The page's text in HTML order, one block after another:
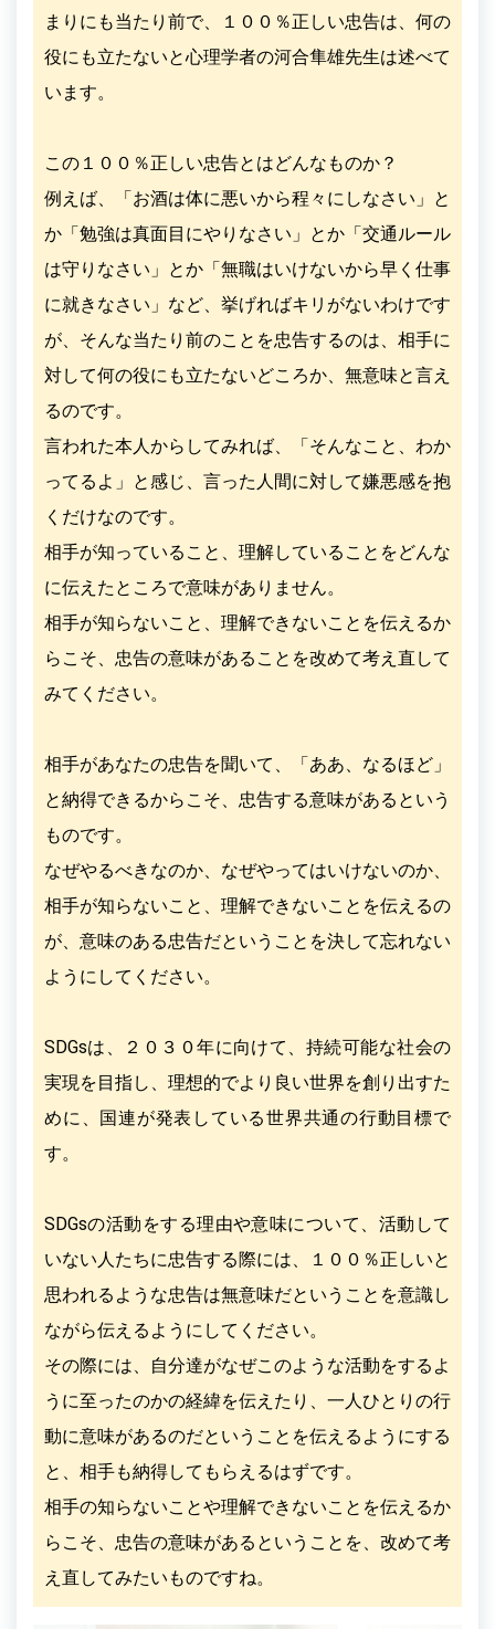
まりにも当たり前で、１００％正しい忠告は、何の
役にも立たないと心理学者の河合隼雄先生は述べて
います。
この１００％正しい忠告とはどんなものか？
例えば、「お酒は体に悪いから程々にしなさい」と
か「勉強は真面目にやりなさい」とか「交通ルール
は守りなさい」とか「無職はいけないから早く仕事
に就きなさい」など、挙げればキリがないわけです
が、そんな当たり前のことを忠告するのは、相手に
対して何の役にも立たないどころか、無意味と言え
るのです。
言われた本人からしてみれば、「そんなこと、わか
ってるよ」と感じ、言った人間に対して嫌悪感を抱
くだけなのです。
相手が知っていること、理解していることをどんな
に伝えたところで意味がありません。
相手が知らないこと、理解できないことを伝えるか
らこそ、忠告の意味があることを改めて考え直して
みてください。
相手があなたの忠告を聞いて、「ああ、なるほど」
と納得できるからこそ、忠告する意味があるという
ものです。
なぜやるべきなのか、なぜやってはいけないのか、
相手が知らないこと、理解できないことを伝えるの
が、意味のある忠告だということを決して忘れない
ようにしてください。
SDGsは、２０３０年に向けて、持続可能な社会の
実現を目指し、理想的でより良い世界を創り出すた
めに、国連が発表している世界共通の行動目標で
す。
SDGsの活動をする理由や意味について、活動して
いない人たちに忠告する際には、１００％正しいと
思われるような忠告は無意味だということを意識し
ながら伝えるようにしてください。
その際には、自分達がなぜこのような活動をするよ
うに至ったのかの経緯を伝えたり、一人ひとりの行
動に意味があるのだということを伝えるようにする
と、相手も納得してもらえるはずです。
相手の知らないことや理解できないことを伝えるか
らこそ、忠告の意味があるということを、改めて考
え直してみたいものですね。